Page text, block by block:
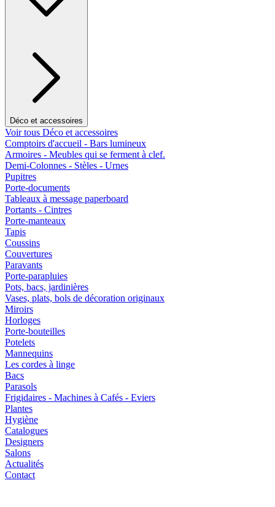
Déco et accessoires
Voir tous Déco et accessoires
Comptoirs d'accueil - Bars lumineux
Armoires - Meubles qui se ferment à clef.
Demi-Colonnes - Stèles - Urnes
Pupitres
Porte-documents
Tableaux à message paperboard
Portants - Cintres
Porte-manteaux
Tapis
Coussins
Couvertures
Paravants
Porte-parapluies
Pots, bacs, jardinières
Vases, plats, bols de décoration originaux
Miroirs
Horloges
Porte-bouteilles
Potelets
Mannequins
Les cordes à linge
Bacs
Parasols
Frigidaires - Machines à Cafés - Eviers
Plantes
Hygiène
Catalogues
Designers
Salons
Actualités
Contact